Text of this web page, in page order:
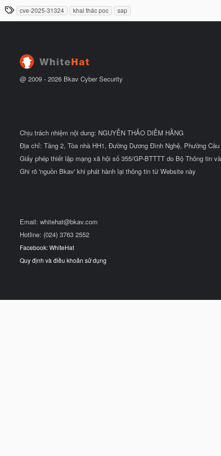
đ
ầ
u
y
u
T
h
cve-2025-31324 khai thác poc sap
@ 2009 - 2026 Bkav Cyber Security
Chịu trách nhiệm nội dung: NGUYỄN THẢO DIỄM HẰNG
Địa chỉ: Tầng 2, Tòa nhà HH1, Đường Dương Đình Nghệ, Phường
Giấy phép thiết lập mạng xã hội số 355/GP-BTTTT do Bộ Thông tin
Ghi rõ 'nguồn Bkav' khi phát hành lại thông tin từ Website này
Email: whitehat@bkav.com
Hotline: (024) 3763 2552
Facebook: WhiteHat
Quy định và điều khoản sử dụng